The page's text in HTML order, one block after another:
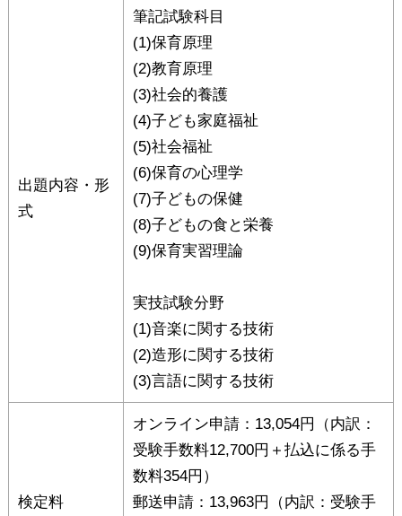
出題内容・形
式
筆記試験科目
(1)保育原理
(2)教育原理
(3)社会的養護
(4)子ども家庭福祉
(5)社会福祉
(6)保育の心理学
(7)子どもの保健
(8)子どもの食と栄養
(9)保育実習理論
実技試験分野
(1)音楽に関する技術
(2)造形に関する技術
(3)言語に関する技術
検定料
オンライン申請：13,054円（内訳：
受験手数料12,700円＋払込に係る手
数料354円）
郵送申請：13,963円（内訳：受験手